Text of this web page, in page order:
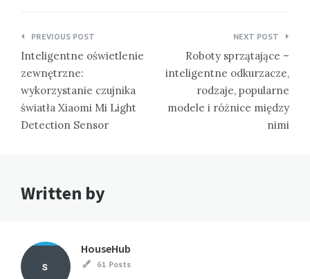
Nawigacja
wpisu
PREVIOUS POST
Inteligentne oświetlenie
zewnętrzne:
wykorzystanie czujnika
światła Xiaomi Mi Light
Detection Sensor
NEXT POST
Roboty sprzątające –
inteligentne odkurzacze,
rodzaje, popularne
modele i różnice między
nimi
Written by
HouseHub
61 Posts